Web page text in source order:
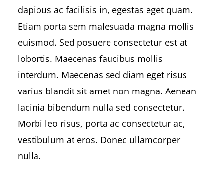
dapibus ac facilisis in, egestas eget quam.
Etiam porta sem malesuada magna mollis
euismod. Sed posuere consectetur est at
lobortis. Maecenas faucibus mollis
interdum. Maecenas sed diam eget risus
varius blandit sit amet non magna. Aenean
lacinia bibendum nulla sed consectetur.
Morbi leo risus, porta ac consectetur ac,
vestibulum at eros. Donec ullamcorper
nulla.